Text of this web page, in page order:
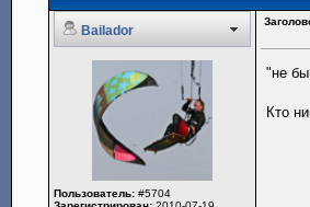
Bailador
Пользователь: #5704
"не
Кто